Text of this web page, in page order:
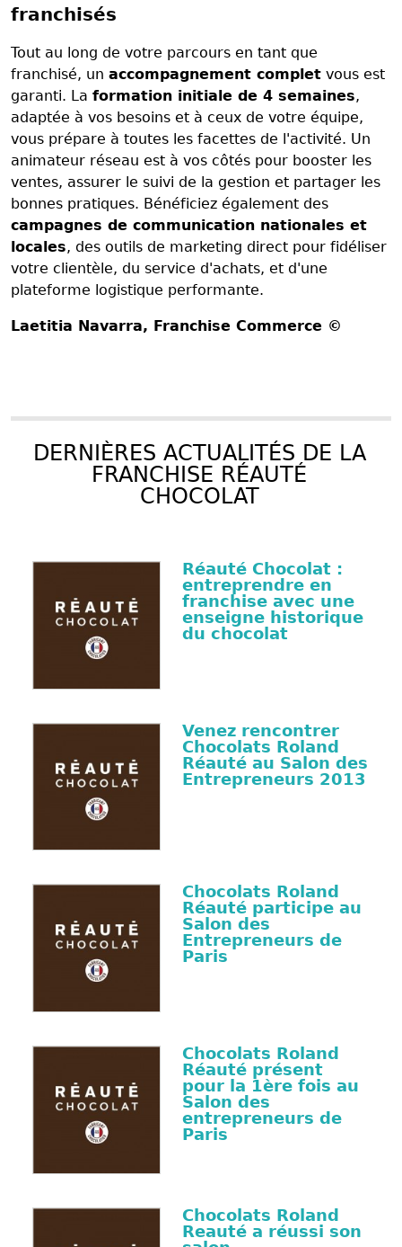
franchisés
Tout au long de votre parcours en tant que
franchisé, un accompagnement complet vous est
garanti. La formation initiale de 4 semaines,
adaptée à vos besoins et à ceux de votre équipe,
vous prépare à toutes les facettes de l'activité. Un
animateur réseau est à vos côtés pour booster les
ventes, assurer le suivi de la gestion et partager les
bonnes pratiques. Bénéficiez également des
campagnes de communication nationales et
locales, des outils de marketing direct pour fidéliser
votre clientèle, du service d'achats, et d'une
plateforme logistique performante.
Laetitia Navarra, Franchise Commerce ©
DERNIÈRES ACTUALITÉS DE LA
FRANCHISE RÉAUTÉ
CHOCOLAT
Réauté Chocolat :
entreprendre en
franchise avec une
enseigne historique
du chocolat
Venez rencontrer
Chocolats Roland
Réauté au Salon des
Entrepreneurs 2013
Chocolats Roland
Réauté participe au
Salon des
Entrepreneurs de
Paris
Chocolats Roland
Réauté présent
pour la 1ère fois au
Salon des
entrepreneurs de
Paris
Chocolats Roland
Reauté a réussi son